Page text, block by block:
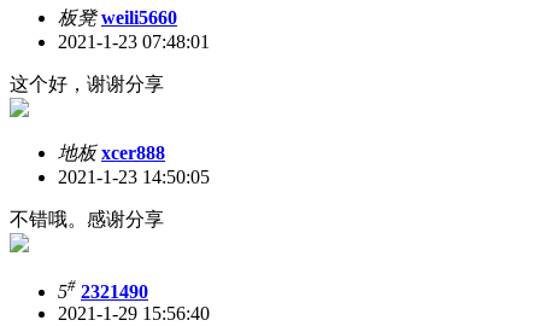
板凳 weili5660
2021-1-23 07:48:01
这个好，谢谢分享
地板 xcer888
2021-1-23 14:50:05
不错哦。感谢分享
5# 2321490
2021-1-29 15:56:40